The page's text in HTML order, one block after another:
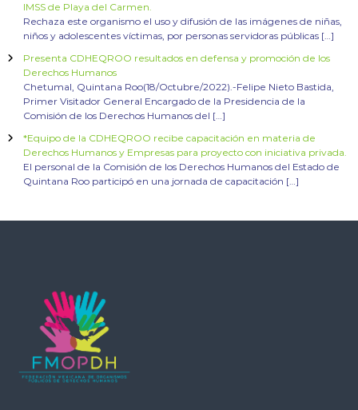
IMSS de Playa del Carmen.
Rechaza este organismo el uso y difusión de las imágenes de niñas,
niños y adolescentes víctimas, por personas servidoras públicas […]
Presenta CDHEQROO resultados en defensa y promoción de los
Derechos Humanos
Chetumal, Quintana Roo(18/Octubre/2022).-Felipe Nieto Bastida,
Primer Visitador General Encargado de la Presidencia de la
Comisión de los Derechos Humanos del […]
*Equipo de la CDHEQROO recibe capacitación en materia de
Derechos Humanos y Empresas para proyecto con iniciativa privada.
El personal de la Comisión de los Derechos Humanos del Estado de
Quintana Roo participó en una jornada de capacitación […]